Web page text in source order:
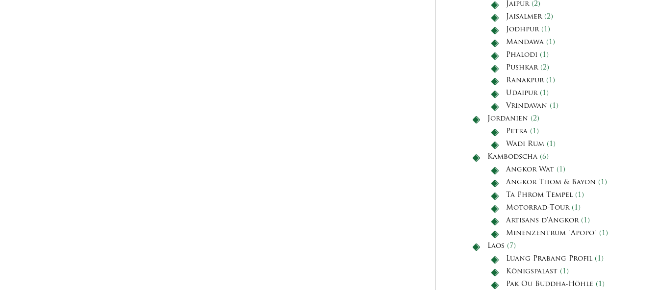
Jaipur(2)
Jaisalmer(2)
Jodhpur(1)
Mandawa (1)
Phalodi (1)
Pushkar(2)
Ranakpur(1)
Udaipur(1)
Vrindavan (1)
Jordanien (2)
Petra (1)
Wadi Rum (1)
Kambodscha (6)
Angkor Wat (1)
Angkor Thom & Bayon (1)
Ta Phrom Tempel (1)
Motorrad-Tour(1)
Artisans d'Angkor(1)
Minenzentrum "Apopo" (1)
Laos (7)
Luang Prabang Profil (1)
Königspalast (1)
Pak Ou Buddha-Höhle (1)